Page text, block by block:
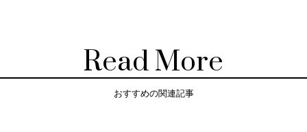
Read More
おすすめの関連記事